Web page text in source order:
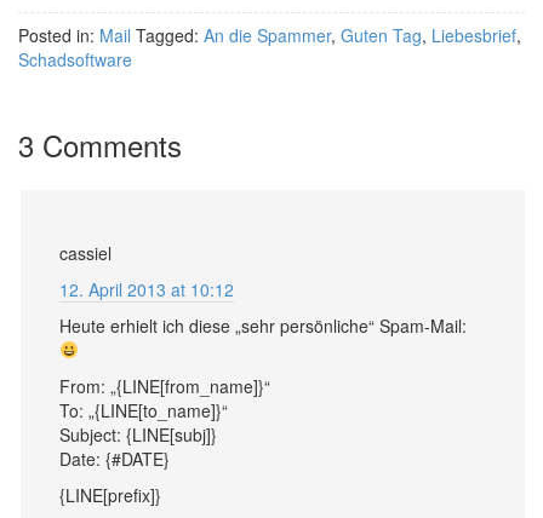
Posted in: Mail Tagged: An die Spammer, Guten Tag, Liebesbrief,
Schadsoftware
3 Comments
cassiel
12. April 2013 at 10:12
Heute erhielt ich diese „sehr persönliche“ Spam-Mail:
From: „{LINE[from_name]}“
To: „{LINE[to_name]}“
Subject: {LINE[subj]}
Date: {#DATE}
{LINE[prefix]}